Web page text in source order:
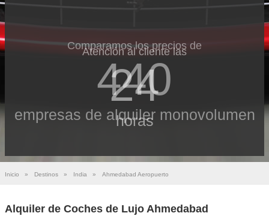
Comparamos los precios de
440
empresas de alquiler monovolumen
Atención al cliente las
24
horas
Inicio » Destinos » India » Ahmedabad Aeropuerto
Alquiler de Coches de Lujo Ahmedabad